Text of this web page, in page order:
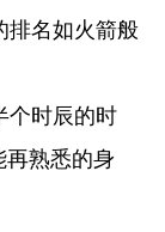
名如火箭般
个时辰的时
熟悉的身